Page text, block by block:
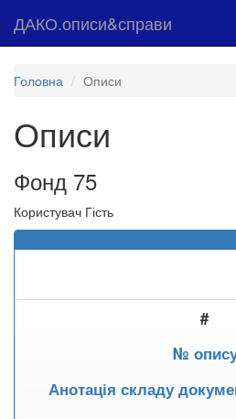
ДАКО.описи&справи
Головна Описи
Описи
Фонд 75
Користувач Гість
#
№
Анотація складу